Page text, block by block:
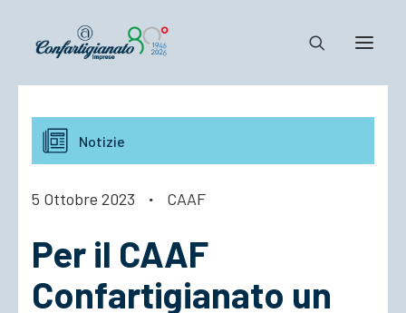
Notizie e Documenti
Confartigianato
Cosa Facciamo
Notizie
5 Ottobre 2023 · CAAF
Per il CAAF
Confartigianato un